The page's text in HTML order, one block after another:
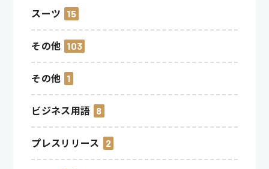
スーツ 15
その他 103
その他 1
ビジネス用語 8
プレスリリース 2